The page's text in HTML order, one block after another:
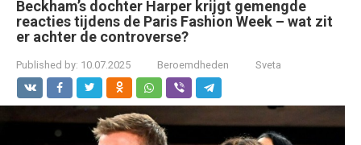
Beckham’s dochter Harper krijgt gemengde
reacties tijdens de Paris Fashion Week – wat zit
er achter de controverse?
Published by: 10.07.2025 Beroemdheden Sveta